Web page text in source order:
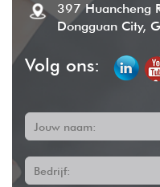
397 Huancheng
Dongguan City,
Volg ons:
Jouw naam:
Bedrijf: